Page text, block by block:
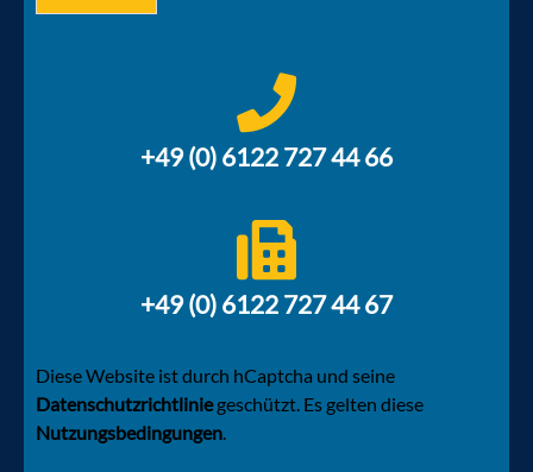
+49 (0) 6122 727 44 66
+49 (0) 6122 727 44 67
Diese Website ist durch hCaptcha und seine
Datenschutzrichtliniegeschützt. Es gelten diese
Nutzungsbedingungen.